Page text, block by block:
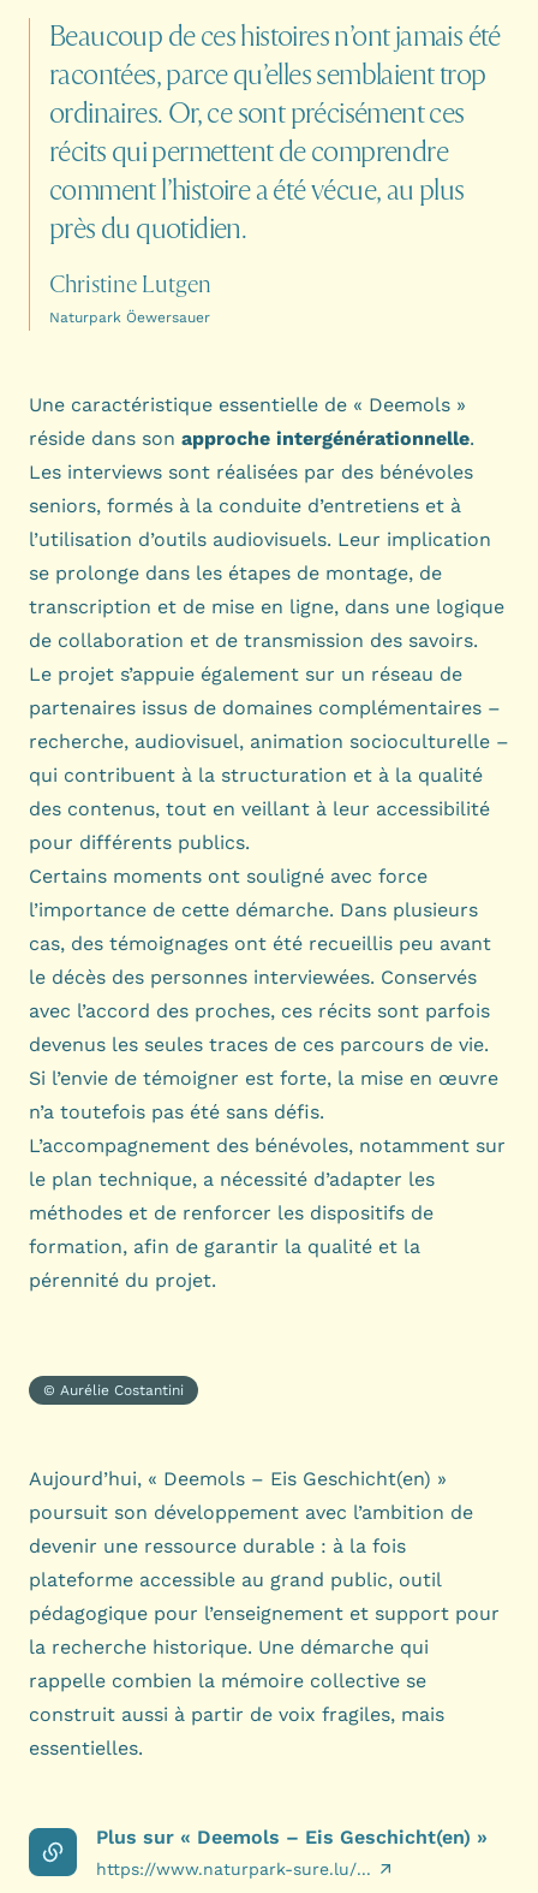
Beaucoup deceshistoiresn’ontjamais été
racontées,parcequ’ellessemblaienttrop
ordinaires. Or,cesontprécisémentces
récits quipermettentdecomprendre
commentl’histoireaétévécue,au plus
près du quotidien.
Christine Lutgen
Naturpark Öewersauer
Une caractéristique essentielle de « Deemols »
réside dans son approche intergénérationnelle.
Les interviews sont réalisées par des bénévoles
seniors, formés à la conduite d’entretiens et à
l’utilisation d’outils audiovisuels. Leur implication
se prolonge dans les étapes de montage, de
transcription et de mise en ligne, dans une logique
de collaboration et de transmission des savoirs.
Le projet s’appuie également sur un réseau de
partenaires issus de domaines complémentaires –
recherche, audiovisuel, animation socioculturelle –
qui contribuent à la structuration et à la qualité
des contenus, tout en veillant à leur accessibilité
pour différents publics.
Certains moments ont souligné avec force
l’importance de cette démarche. Dans plusieurs
cas, des témoignages ont été recueillis peu avant
le décès des personnes interviewées. Conservés
avec l’accord des proches, ces récits sont parfois
devenus les seules traces de ces parcours de vie.
Si l’envie de témoigner est forte, la mise en œuvre
n’a toutefois pas été sans défis.
L’accompagnement des bénévoles, notamment sur
le plan technique, a nécessité d’adapter les
méthodes et de renforcer les dispositifs de
formation, afin de garantir la qualité et la
pérennité du projet.
© Aurélie Costantini
Aujourd’hui, « Deemols – Eis Geschicht(en) »
poursuit son développement avec l’ambition de
devenir une ressource durable : à la fois
plateforme accessible au grand public, outil
pédagogique pour l’enseignement et support pour
la recherche historique. Une démarche qui
rappelle combien la mémoire collective se
construit aussi à partir de voix fragiles, mais
essentielles.
Plus sur « Deemols – Eis Geschicht(en) »
https://www.naturpark-sure.lu/...